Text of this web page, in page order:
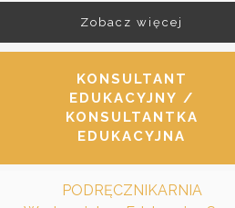
Zobacz więcej
KONSULTANT
EDUKACYJNY /
KONSULTANTKA
EDUKACYJNA
PODRĘCZNIKARNIA